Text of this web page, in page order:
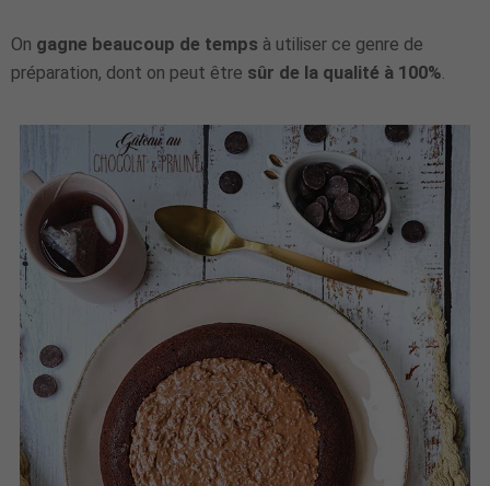
On gagne beaucoup de temps à utiliser ce genre de
préparation, dont on peut être sûr de la qualité à 100%.